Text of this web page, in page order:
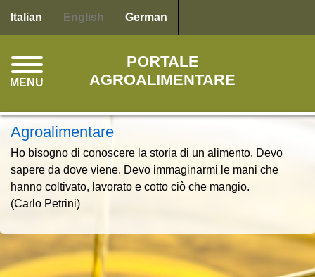
content
Italian English German
PORTALE
AGROALIMENTARE
MENU
Agroalimentare
Ho bisogno di conoscere la storia di un alimento. Devo
sapere da dove viene. Devo immaginarmi le mani che
hanno coltivato, lavorato e cotto ciò che mangio.
(Carlo Petrini)